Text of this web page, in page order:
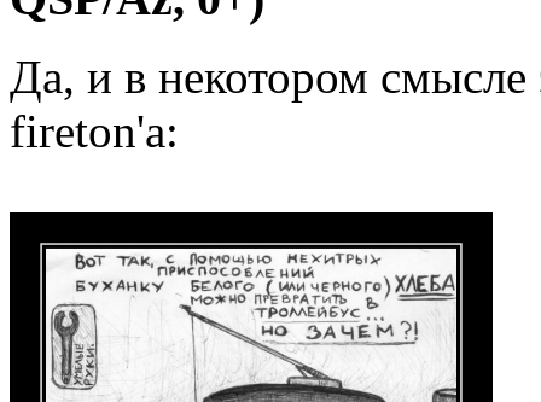
Да, и в некотором
fireton'а: